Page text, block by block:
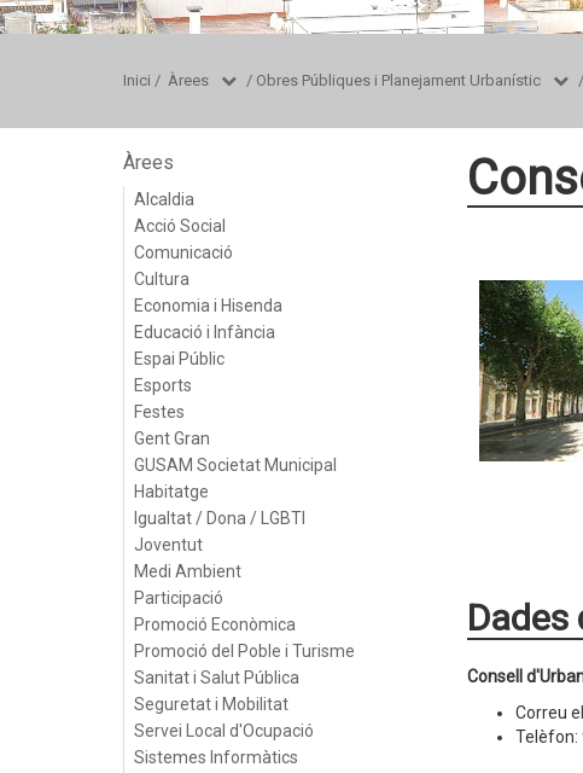
Inici / Àrees / Obres Públiques i Planejament Urbanístic /
Àrees
Alcaldia
Acció Social
Comunicació
Cultura
Economia i Hisenda
Educació i Infància
Espai Públic
Esports
Festes
Gent Gran
GUSAM Societat Municipal
Habitatge
Igualtat / Dona / LGBTI
Joventut
Medi Ambient
Participació
Promoció Econòmica
Promoció del Poble i Turisme
Sanitat i Salut Pública
Seguretat i Mobilitat
Servei Local d'Ocupació
Sistemes Informàtics
Consell
Correu
Telèfon: